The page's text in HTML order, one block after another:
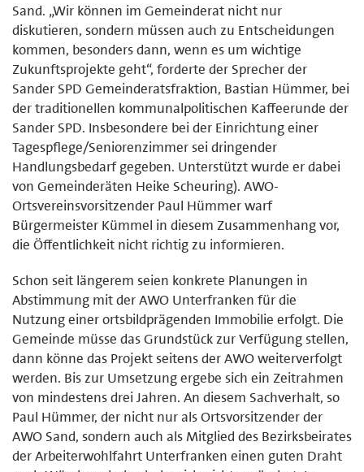
Sand. „Wir können im Gemeinderat nicht nur
diskutieren, sondern müssen auch zu Entscheidungen
kommen, besonders dann, wenn es um wichtige
Zukunftsprojekte geht“, forderte der Sprecher der
Sander SPD Gemeinderatsfraktion, Bastian Hümmer, bei
der traditionellen kommunalpolitischen Kaffeerunde der
Sander SPD. Insbesondere bei der Einrichtung einer
Tagespflege/Seniorenzimmer sei dringender
Handlungsbedarf gegeben. Unterstützt wurde er dabei
von Gemeinderäten Heike Scheuring). AWO-
Ortsvereinsvorsitzender Paul Hümmer warf
Bürgermeister Kümmel in diesem Zusammenhang vor,
die Öffentlichkeit nicht richtig zu informieren.
Schon seit längerem seien konkrete Planungen in
Abstimmung mit der AWO Unterfranken für die
Nutzung einer ortsbildprägenden Immobilie erfolgt. Die
Gemeinde müsse das Grundstück zur Verfügung stellen,
dann könne das Projekt seitens der AWO weiterverfolgt
werden. Bis zur Umsetzung ergebe sich ein Zeitrahmen
von mindestens drei Jahren. An diesem Sachverhalt, so
Paul Hümmer, der nicht nur als Ortsvorsitzender der
AWO Sand, sondern auch als Mitglied des Bezirksbeirates
der Arbeiterwohlfahrt Unterfranken einen guten Draht